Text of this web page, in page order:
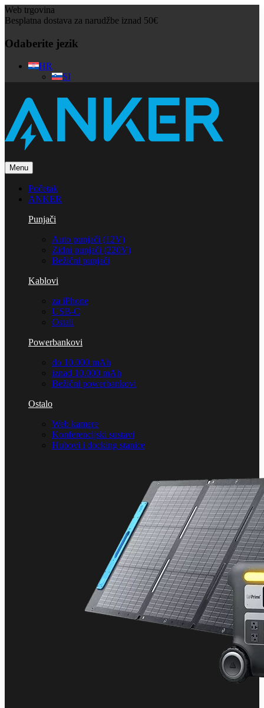
Web trgovina
Besplatna dostava za narudžbe iznad 50€
Odaberite jezik
HR
SI
Menu
Početak
ANKER
Punjači
Auto punjači (12V)
Zidni punjači (220V)
Bežični punjači
Kablovi
za iPhone
USB-C
Ostali
Powerbankovi
do 10.000 mAh
iznad 10.000 mAh
Bežični powerbankovi
Ostalo
Web kamere
Konferencijski sustavi
Hubovi i docking stanice